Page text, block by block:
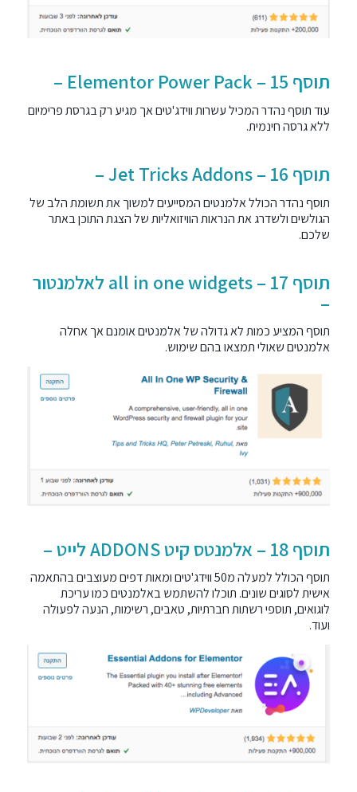
תוסף 15 – Elementor Power Pack –
עוד תוסף נהדר המכיל עשרות ווידג'טים אך מגיע רק בגרסת פרימיום
ללא גרסה חינמית.
תוסף 16 – Jet Tricks Addons –
תוסף נהדר הכולל אלמנטים המסייעים למשוך את תשומת הלב של
הגולשים ולשדרג את הנראות הוויזואליות של הצגת התוכן באתר
שלכם.
תוסף 17 – all in one widgets לאלמנטור
–
תוסף המציע כמות לא גדולה של אלמנטים אומנם אך אחלה
אלמנטים שאולי תמצאו בהם שימוש.
תוסף 18 – אלמנטס קיט ADDONS לייט –
תוסף הכולל למעלה מ50 ווידג'טים ומאות דפים מעוצבים בהתאמה
אישית לסוגים שונים. תוכלו להשתמש באלמנטים כמו עריכת
לוגואים, תוספי רשתות חברתיות, טאבים, רשימות, הנעה לפעולה
ועוד.